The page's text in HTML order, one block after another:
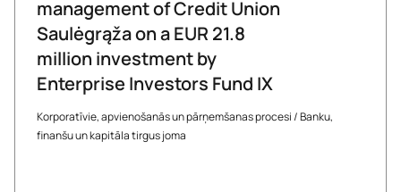
management of Credit Union
Saulėgrąža on a EUR 21.8
million investment by
Enterprise Investors Fund IX
Korporatīvie, apvienošanās un pārņemšanas procesi/Banku,
finanšu un kapitāla tirgus joma